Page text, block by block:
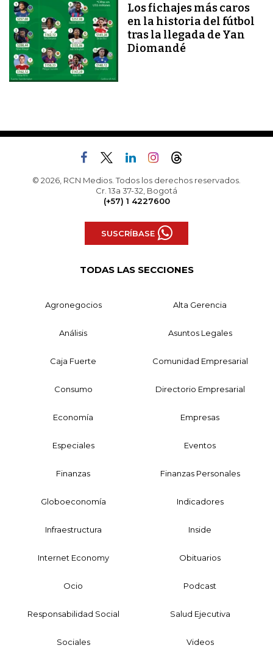
Los fichajes más caros
en la historia del fútbol
tras la llegada de Yan
Diomandé
© 2026, RCN Medios. Todos los derechos reservados.
Cr. 13a 37-32, Bogotá
(+57) 1 4227600
SUSCRÍBASE
TODAS LAS SECCIONES
Agronegocios Alta Gerencia
Análisis Asuntos Legales
Caja Fuerte Comunidad Empresarial
Consumo Directorio Empresarial
Economía Empresas
Especiales Eventos
Finanzas Finanzas Personales
Globoeconomía Indicadores
Infraestructura Inside
Internet Economy Obituarios
Ocio Podcast
Responsabilidad Social Salud Ejecutiva
Sociales Videos